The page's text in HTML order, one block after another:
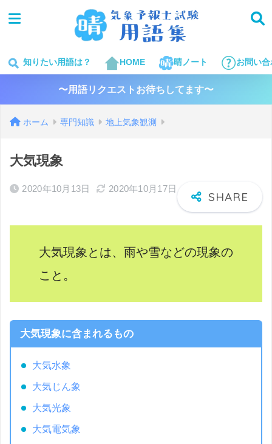
知りたい用語は？ HOME 晴ノート お問い
〜用語リクエストお待ちしてます〜
ホーム 専門知識 地上気象観測
大気現象
2020年10月13日 2020年10月17日
大気現象とは、雨や雪などの現象の
こと。
大気現象に含まれるもの
大気水象
大気じん象
大気光象
大気電気象